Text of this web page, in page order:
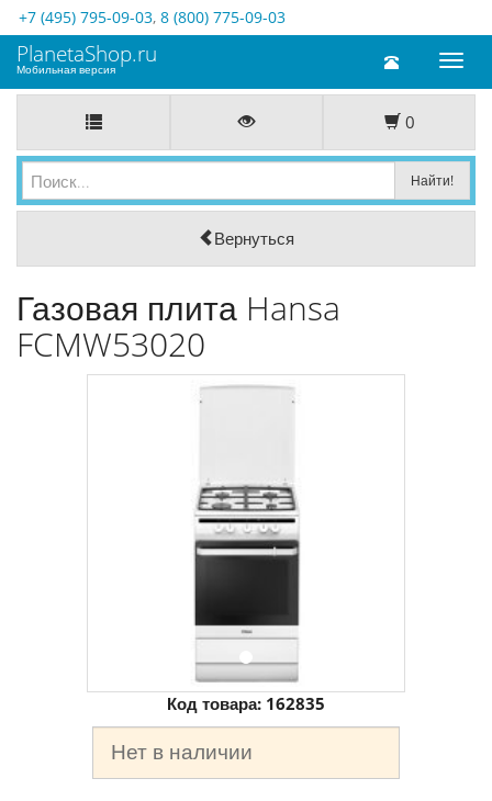
+7 (495) 795-09-03, 8 (800) 775-09-03
Toggle
PlanetaShop.ru
Мобильная версия
0
Вернуться
Газовая плита Hansa
FCMW53020
Код товара: 162835
Нет в наличии